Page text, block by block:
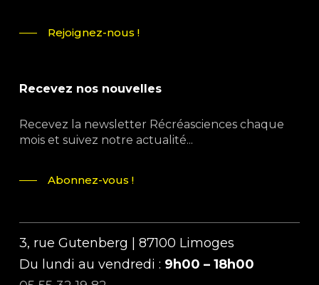
Rejoignez-nous !
Recevez nos nouvelles
Recevez la newsletter Récréasciences chaque
mois et suivez notre actualité...
Abonnez-vous !
3, rue Gutenberg | 87100 Limoges
Du lundi au vendredi : 9h00 – 18h00